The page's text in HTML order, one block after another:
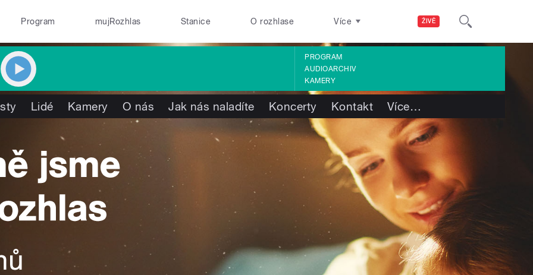
ŽIVĚ
Program mujRozhlas Stanice O rozhlase Více
PROGRAM
AUDIOARCHIV
KAMERY
Lidé Kamery O nás Jak nás naladíte Koncerty Kontakt Více…